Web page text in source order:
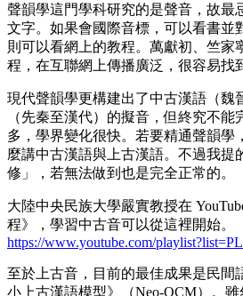
聲韻學這門學科研究的是聲音，故最
文字。如果會國際音標，可以看書並
則可以看網上的教程。萬獻初、竺家
程，在互聯網上傳播廣泛，很容易找
現代聲韻學更構建出了中古漢語（魏
（先秦至漢代）的擬音，但終究不
多，學界變化很快。若要精通聲韻學
麼講中古漢語與上古漢語。不過我提
修」，若無法做到也是完全正常的。
大陸中央民族大學嚴實教授在
程》，學習中古音可以從這裡開始。
https://www.youtube.com/
至於上古音，目前的最佳成果是民間
小上古漢語模型》（Neo-OCM）。